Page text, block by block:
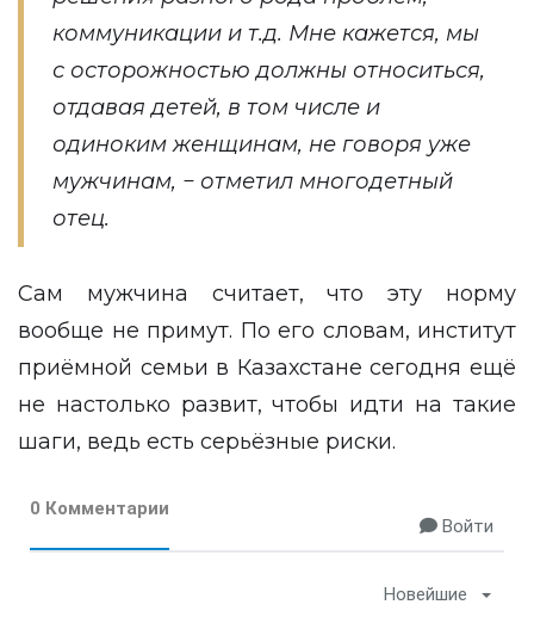
коммуникации и т.д. Мне кажется, мы
с осторожностью должны относиться,
отдавая детей, в том числе и
одиноким женщинам, не говоря уже
мужчинам, − отметил многодетный
отец.
Сам мужчина считает, что эту норму
вообще не примут. По его словам, институт
приёмной семьи в Казахстане сегодня ещё
не настолько развит, чтобы идти на такие
шаги, ведь есть серьёзные риски.
0 Комментарии
Войти
Новейшие